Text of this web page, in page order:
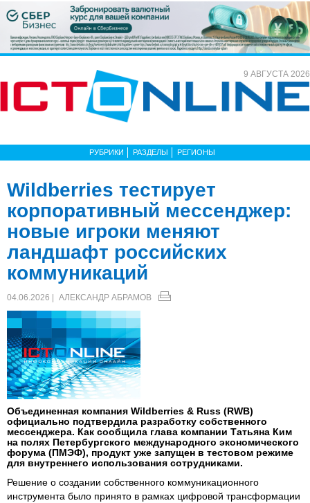
9 АВГУСТА 2026
РУБРИКИ РАЗДЕЛЫ РЕГИОНЫ
Wildberries тестирует
корпоративный мессенджер:
новые игроки меняют
ландшафт российских
коммуникаций
04.06.2026 | АЛЕКСАНДР АБРАМОВ
Объединенная компания Wildberries & Russ (RWB)
официально подтвердила разработку собственного
мессенджера. Как сообщила глава компании Татьяна Ким
на полях Петербургского международного экономического
форума (ПМЭФ), продукт уже запущен в тестовом режиме
для внутреннего использования сотрудниками.
Решение о создании собственного коммуникационного
инструмента было принято в рамках цифровой трансформации